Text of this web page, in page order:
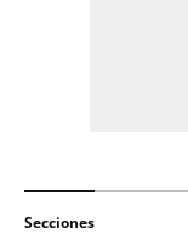
Secciones